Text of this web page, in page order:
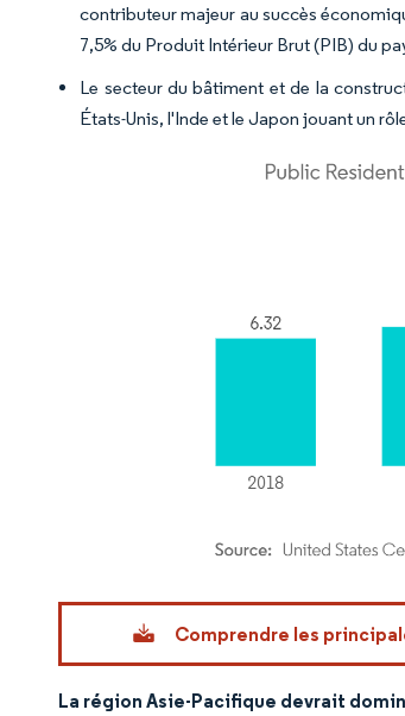
contributeur majeur au succès
7,5% du Produit Intérieur Brut (PIB) du
Le secteur du bâtiment et de la
États-Unis, l'Inde et le Japon jouant un
Image © Mordor Intelligence. La réutilisation nécessite
Comprendre les
La région Asie-Pacifique devrait